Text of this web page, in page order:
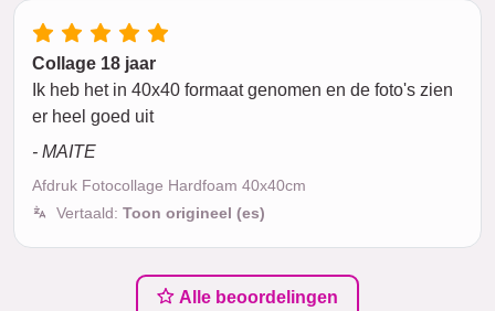
Collage 18 jaar
Ik heb het in 40x40 formaat genomen en de foto's zien
er heel goed uit
- MAITE
Afdruk Fotocollage Hardfoam 40x40cm
Vertaald: Toon origineel (es)
Alle beoordelingen